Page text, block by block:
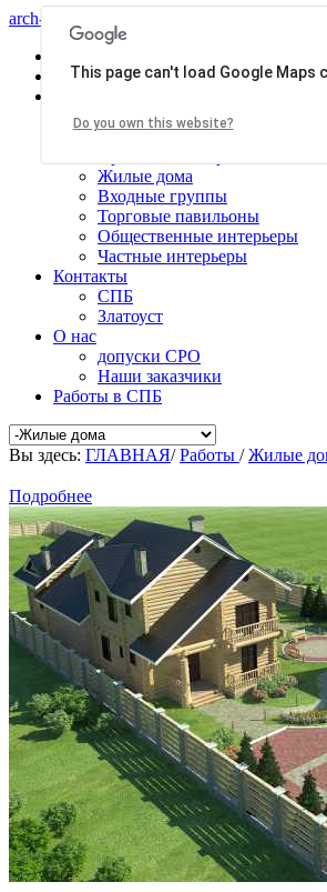
arch-centr
Услуги
Общественные здания
Производственные здания
Жилые дома
Входные группы
Торговые павильоны
Общественные интерьеры
Частные интерьеры
Контакты
СПБ
Златоуст
О нас
допуски СРО
Наши заказчики
Работы в СПБ
Вы здесь: ГЛАВНАЯ/Работы /Жилые
Подробнее
This page can't load Google Maps
Do you own this website?